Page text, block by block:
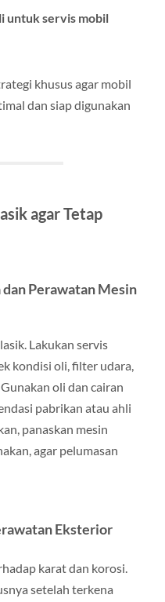
untuk servis mobil
khusus agar mobil
dan siap digunakan
agar Tetap
Perawatan Mesin
Lakukan servis
kondisi oli, filter udara,
oli dan cairan
pabrikan atau ahli
panaskan mesin
agar pelumasan
Eksterior
karat dan korosi.
setelah terkena